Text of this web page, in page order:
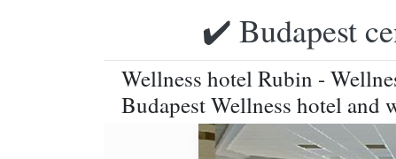
✔️ Budapest
Wellness hotel Rubin -
Budapest Wellness hotel and